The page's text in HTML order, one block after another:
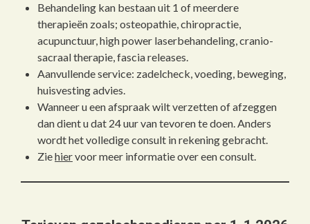
Behandeling kan bestaan uit 1 of meerdere
therapieën zoals; osteopathie, chiropractie,
acupunctuur, high power laserbehandeling, cranio-
sacraal therapie, fascia releases.
Aanvullende service: zadelcheck, voeding, beweging,
huisvesting advies.
Wanneer u een afspraak wilt verzetten of afzeggen
dan dient u dat 24 uur van tevoren te doen. Anders
wordt het volledige consult in rekening gebracht.
Ziehiervoor meer informatie over een consult.